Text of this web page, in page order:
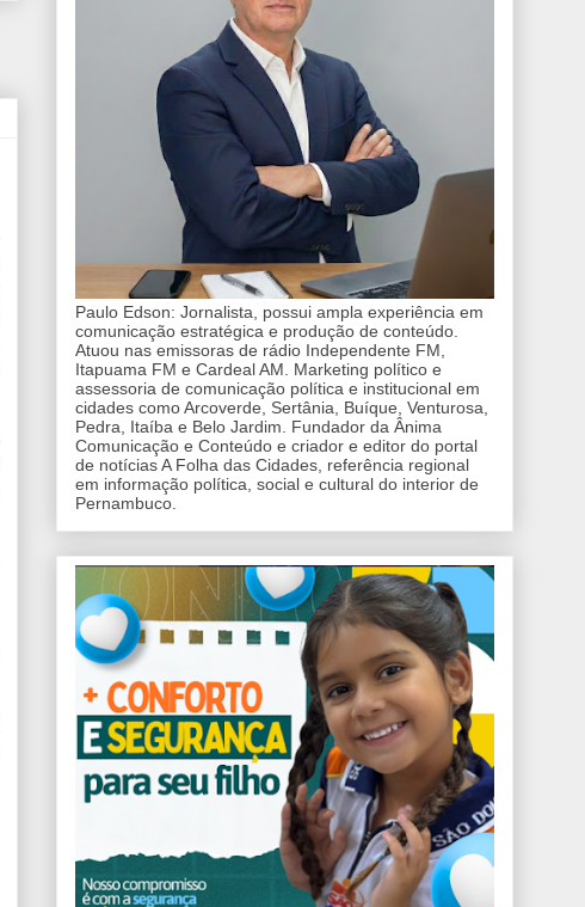
Paulo Edson: Jornalista, possui ampla experiência em
comunicação estratégica e produção de conteúdo.
Atuou nas emissoras de rádio Independente FM,
Itapuama FM e Cardeal AM. Marketing político e
assessoria de comunicação política e institucional em
cidades como Arcoverde, Sertânia, Buíque, Venturosa,
Pedra, Itaíba e Belo Jardim. Fundador da Ânima
Comunicação e Conteúdo e criador e editor do portal
de notícias A Folha das Cidades, referência regional
em informação política, social e cultural do interior de
Pernambuco.